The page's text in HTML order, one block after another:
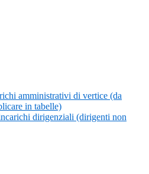
amministrativi di vertice (da
in tabelle)
dirigenziali (dirigenti non